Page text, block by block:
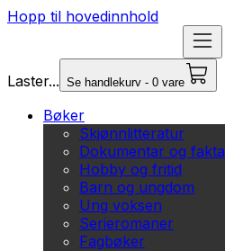
Hopp til hovedinnhold
Laster... Se handlekurv - 0 vare
Bøker
Skjønnlitteratur
Dokumentar og fakta
Hobby og fritid
Barn og ungdom
Ung voksen
Serieromaner
Fagbøker